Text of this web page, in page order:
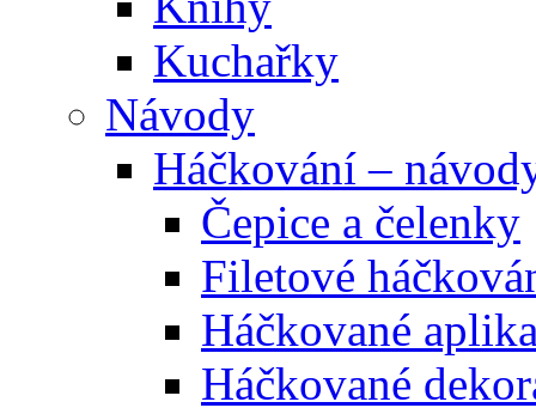
Kuchařky
Návody
Háčkování –
Čepice a čelenky
Filetové
Háčkované
Háčkované